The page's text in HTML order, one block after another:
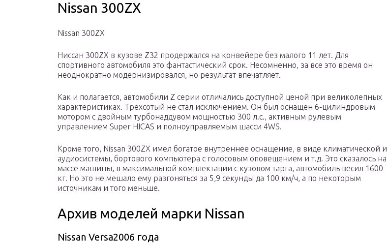
Nissan 300ZX
Nissan 300ZX
Ниссан 300ZX в кузове Z32 продержался на конвейере без малого 11 лет. Для
спортивного автомобиля это фантастический срок. Несомненно, за все это время он
неоднократно модернизировался, но результат впечатляет.
Как и полагается, автомобили Z серии отличались доступной ценой при великолепных
характеристиках. Трехсотый не стал исключением. Он был оснащен 6-цилиндровым
мотором с двойным турбонаддувом мощностью 300 л.с., активным рулевым
управлением Super HICAS и полноуправляемым шасси 4WS.
Кроме того, Nissan 300ZX имел богатое внутреннее оснащение, в виде климатической и
аудиосистемы, бортового компьютера с голосовым оповещением и т.д. Это сказалось на
массе машины, в максимальной комплектации с кузовом тарга, автомобиль весил 1600
кг. Но это не мешало ему разгоняться за 5,9 секунды да 100 км/ч, а по некоторым
источникам и того меньше.
Архив моделей марки Nissan
Nissan Versa2006 года